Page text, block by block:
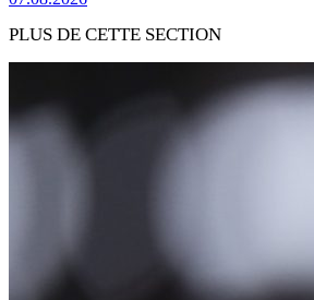
PLUS DE CETTE SECTION